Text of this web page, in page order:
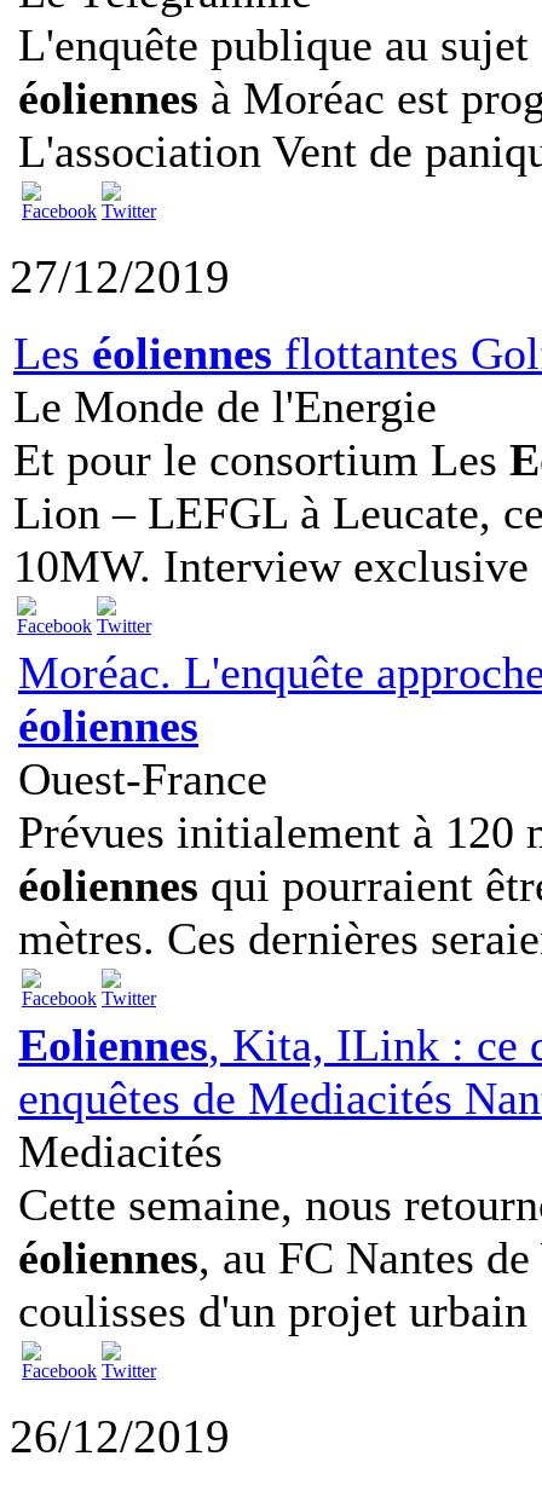
L'enquête publique au
éoliennes à Moréac est
L'association Vent de
27/12/2019
Les éoliennes flottantes
Le Monde de l'Energie
Et pour le consortium Les
Lion – LEFGL à Leucate,
10MW. Interview exclusive
Moréac. L'enquête
éoliennes
Ouest-France
Prévues initialement à 120
éoliennes qui pourraient
mètres. Ces dernières
Eoliennes, Kita, ILink : ce
enquêtes de Mediacités
Mediacités
Cette semaine, nous
éoliennes, au FC Nantes
coulisses d'un projet urbain
26/12/2019